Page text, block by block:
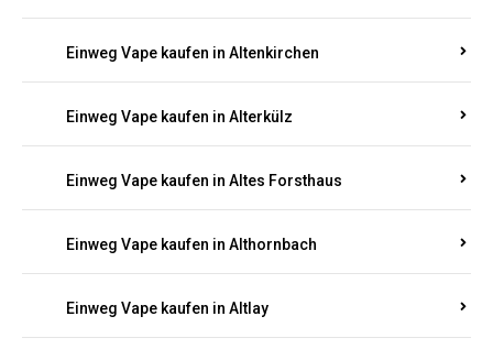
Einweg Vape kaufen in Altenkirchen
Einweg Vape kaufen in Alterkülz
Einweg Vape kaufen in Altes Forsthaus
Einweg Vape kaufen in Althornbach
Einweg Vape kaufen in Altlay